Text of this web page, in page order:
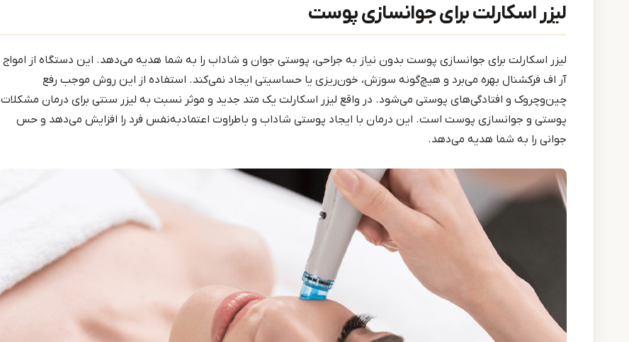
لیزر اسکارلت برای جوانسازی پوست
لیزر اسکارلت برای جوانسازی پوست بدون نیاز به جراحی، پوستی جوان و شاداب را به شما هدیه می‌دهد. این دستگاه از امواج
آر اف فرکشنال بهره می‌برد و هیچ‌گونه سوزش، خون‌ریزی یا حساسیتی ایجاد نمی‌کند. استفاده از این روش موجب رفع
چین‌وچروک و افتادگی‌های پوستی می‌شود. در واقع لیزر اسکارلت یک متد جدید و موثر نسبت به لیزر سنتی برای درمان مشکلات
پوستی و جوانسازی پوست است. این درمان با ایجاد پوستی شاداب و باطراوت اعتمادبه‌نفس فرد را افزایش می‌دهد و حس
جوانی را به شما هدیه می‌دهد.